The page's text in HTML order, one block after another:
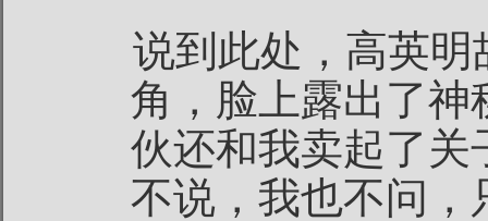
说到此处，高英
角，脸上露出了神
伙还和我卖起了关
不说，我也不问，